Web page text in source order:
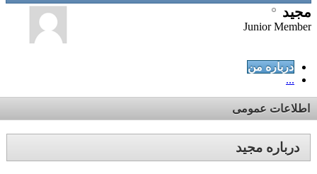
مجید
Junior Member
درباره من
...
اطلاعات عمومی
درباره مجید